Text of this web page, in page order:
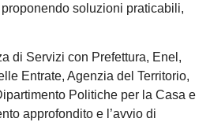
soluzioni praticabili,
di Servizi con Prefettura, Enel,
Entrate, Agenzia del Territorio,
Politiche per la Casa e
approfondito e l’avvio di